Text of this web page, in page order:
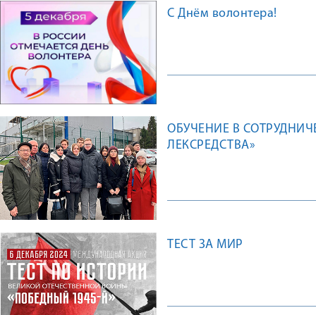
С Днём волонтера!
ОБУЧЕНИЕ В
ЛЕКСРЕДСТВА»
ТЕСТ ЗА МИР